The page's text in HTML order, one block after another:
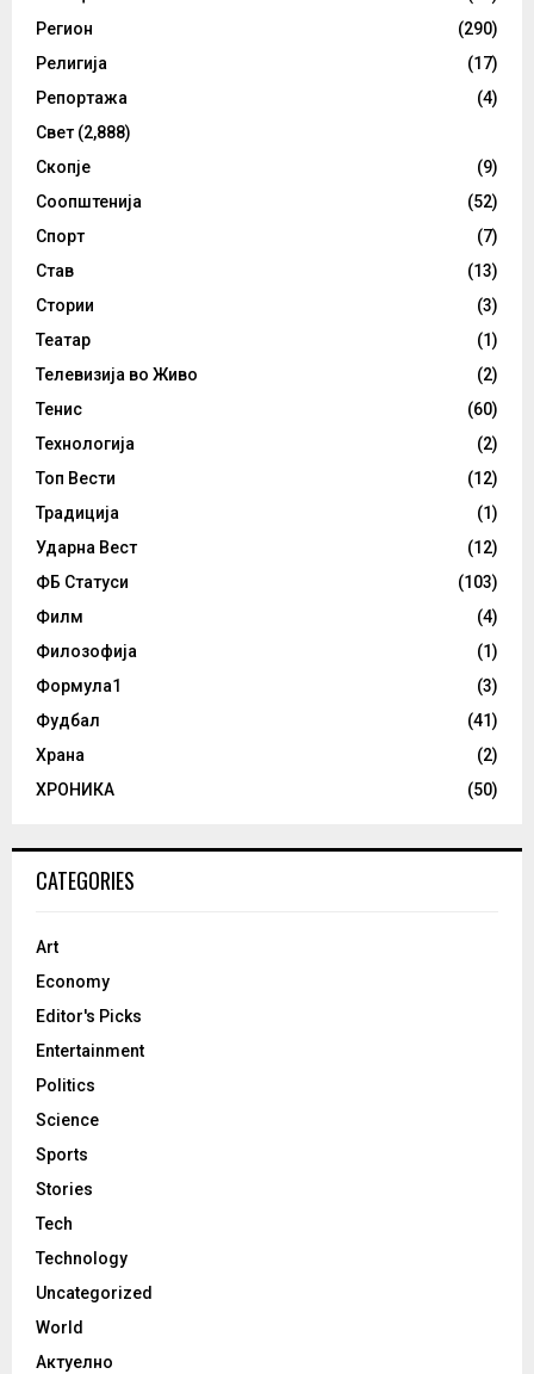
Регион
(290)
Религија
(17)
Репортажа
(4)
Свет (2,888)
Скопје
(9)
Соопштенија
(52)
Спорт
(7)
Став
(13)
Стории
(3)
Театар
(1)
Телевизија во Живо
(2)
Тенис
(60)
Технологија
(2)
Топ Вести
(12)
Традиција
(1)
Ударна Вест
(12)
ФБ Статуси
(103)
Филм
(4)
Филозофија
(1)
Формула1
(3)
Фудбал
(41)
Храна
(2)
ХРОНИКА
(50)
CATEGORIES
Art
Economy
Editor's Picks
Entertainment
Politics
Science
Sports
Stories
Tech
Technology
Uncategorized
World
Актуелно